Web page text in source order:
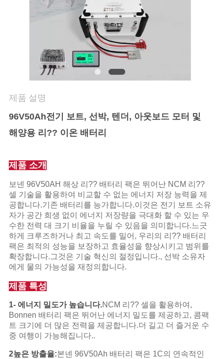
사
이
트
개
인
정
보
보
호
정
책
제품 설명
96V50Ah전기 보트, 선박, 텐더, 아웃보드 모터 및
해양용 리?? 이온 배터리
제품 소개
보넨 96V50AH 해상 리?? 배터리 팩은 뛰어난 NCM 리??
셀 기술을 활용하여 비교할 수 없는 에너지 저장 능력을 제
공합니다.기존 배터리를 능가합니다.이것은 전기 보트 소유
자가 공간 희생 없이 에너지 저장량을 극대화 할 수 있는 우
수한 전력 대 크기 비율을 누릴 수 있음을 의미합니다.느긋
하게 크루즈하거나 최고 속도를 밀어, 우리의 리?? 배터리
팩은 최적의 성능을 보장하고 효율성을 향상시키고 범위를
확장합니다.그것은 기술 혁신의 절정입니다., 선박 소유자
에게 물의 가능성을 재정의합니다.
제품 특성
1- 에너지 밀도가 높습니다.NCM 리?? 셀을 활용하여,
Bonnen 배터리 팩은 뛰어난 에너지 밀도를 제공하고, 콤팩
트 크기에 더 많은 전력을 제공합니다.더 길고 더 즐거운 수
중 여행이 가능해집니다..
2높은 방출율:본넨 96V50Ah 배터리 팩은 1C의 연속적인